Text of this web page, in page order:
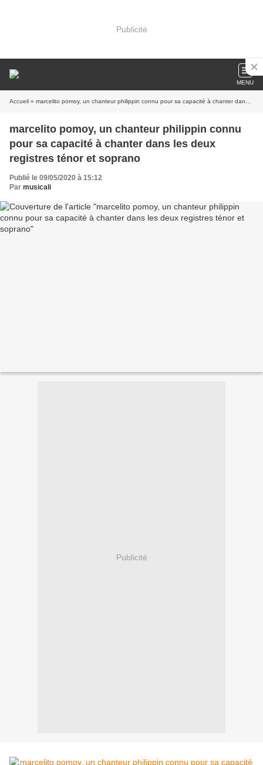
Publicité
MENU
Accueil » marcelito pomoy, un chanteur philippin connu pour sa capacité à chanter dans les deux registres ténor et soprano
marcelito pomoy, un chanteur philippin connu
pour sa capacité à chanter dans les deux
registres ténor et soprano
Publié le 09/05/2020 à 15:12
Par musicali
Publicité